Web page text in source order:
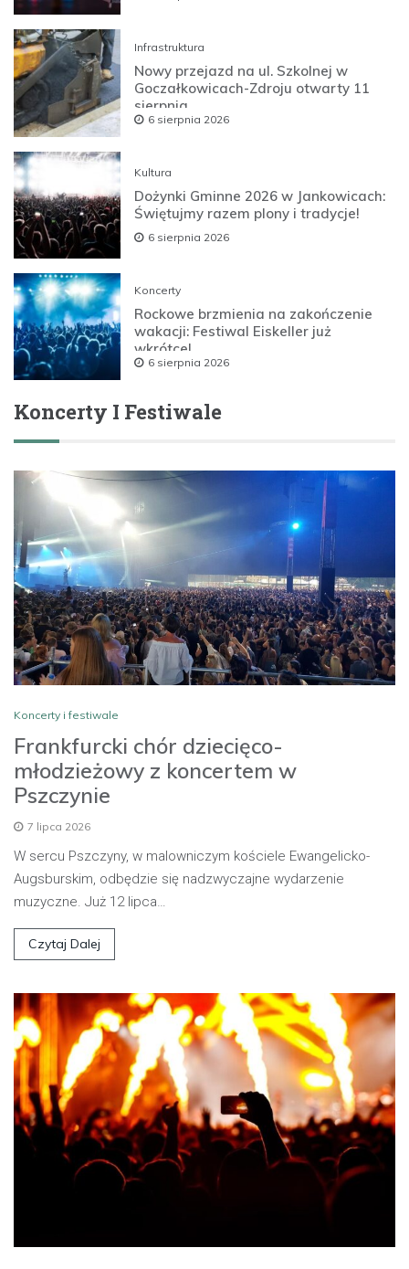
Infrastruktura
Nowy przejazd na ul. Szkolnej w
Goczałkowicach-Zdroju otwarty 11
sierpnia
6 sierpnia 2026
Kultura
Dożynki Gminne 2026 w Jankowicach:
Świętujmy razem plony i tradycje!
6 sierpnia 2026
Koncerty
Rockowe brzmienia na zakończenie
wakacji: Festiwal Eiskeller już
wkrótce!
6 sierpnia 2026
Koncerty I Festiwale
Koncerty i festiwale
Frankfurcki chór dziecięco-
młodzieżowy z koncertem w
Pszczynie
7 lipca 2026
W sercu Pszczyny, w malowniczym kościele Ewangelicko-
Augsburskim, odbędzie się nadzwyczajne wydarzenie
muzyczne. Już 12 lipca…
Czytaj Dalej